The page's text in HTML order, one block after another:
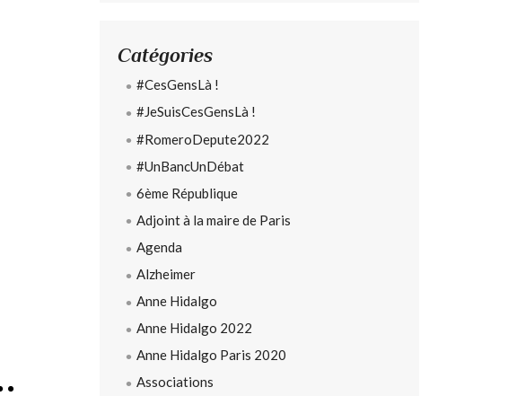
Catégories
#CesGensLà !
#JeSuisCesGensLà !
#RomeroDepute2022
#UnBancUnDébat
6ème République
Adjoint à la maire de Paris
Agenda
Alzheimer
Anne Hidalgo
Anne Hidalgo 2022
Anne Hidalgo Paris 2020
Associations